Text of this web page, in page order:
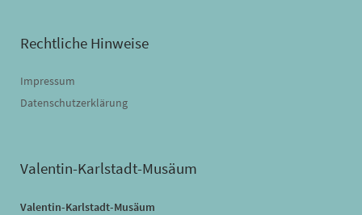
Rechtliche Hinweise
Impressum
Datenschutzerklärung
Valentin-Karlstadt-Musäum
Valentin-Karlstadt-Musäum